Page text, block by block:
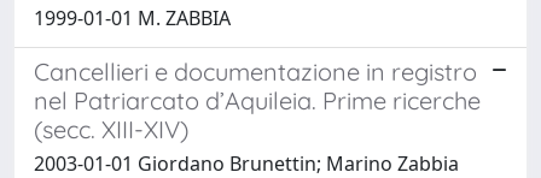
1999-01-01 M. ZABBIA
Cancellieri e documentazione in registro
nel Patriarcato d’Aquileia. Prime ricerche
(secc. XIII-XIV)
2003-01-01 Giordano Brunettin; Marino Zabbia